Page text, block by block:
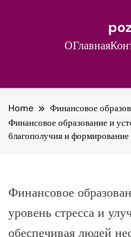
ОГлавная
to
content
Home
Финансовое
Финансовое образование и
благополучия и
Финансовое
уровень стресса и
обеспечивая людей